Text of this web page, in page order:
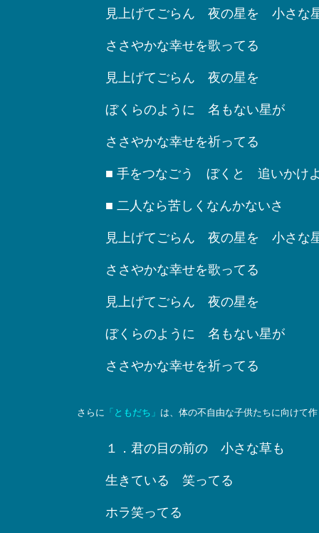
見上げてごらん 夜の星を 小さな
ささやかな幸せを歌ってる
見上げてごらん 夜の星を
ぼくらのように 名もない星が
ささやかな幸せを祈ってる
■ 手をつなごう ぼくと 追いかけ
■ 二人なら苦しくなんかないさ
見上げてごらん 夜の星を 小さな
ささやかな幸せを歌ってる
見上げてごらん 夜の星を
ぼくらのように 名もない星が
ささやかな幸せを祈ってる
さらに 「ともだち」 は、体の不自由な子供たちに向けて
１．君の目の前の 小さな草も
生きている 笑ってる
ホラ笑ってる